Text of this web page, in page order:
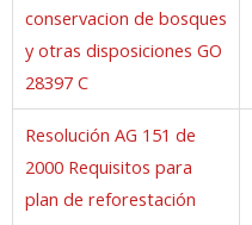
conservacion de bosques
y otras disposiciones GO
28397 C
Resolución AG 151 de
2000 Requisitos para
plan de reforestación